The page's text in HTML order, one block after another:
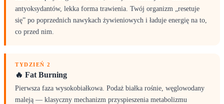
antyoksydantów, lekka forma trawienia. Twój organizm „resetuje
się” po poprzednich nawykach żywieniowych i ładuje energię na to,
co przed nim.
TYDZIEŃ 2
🔥 Fat Burning
Pierwsza faza wysokobiałkowa. Podaż białka rośnie, węglowodany
maleją — klasyczny mechanizm przyspieszenia metabolizmu